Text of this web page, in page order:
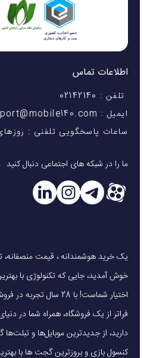
اطلاعات تماس
تلفن : 02142140
ایمیل : support@mobile140.com
ساعات پاسخگویی تلفنی : روزهای کاری
ما را در شبکه های اجتماعی دنبال کنید
خوش آمدید، جایی که تکنولوژی با
اختیار شماست! با 28 سال
فراتر از یک فروشگاه، همراه شما در
دارید، از جدیدترین موبایل‌ها و تبلت‌ها
کنسول بازی و بروزترین گجت ها با